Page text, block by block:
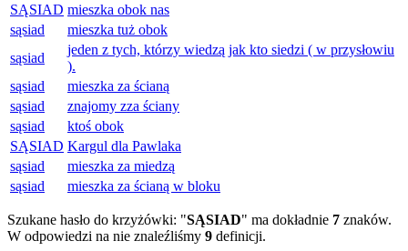
SĄSIAD mieszka obok nas
sąsiad
mieszka tuż obok
sąsiad
jeden z tych, którzy wiedzą jak kto siedzi ( w przysłowiu
).
sąsiad
mieszka za ścianą
sąsiad
znajomy zza ściany
sąsiad
ktoś obok
SĄSIAD Kargul dla Pawlaka
sąsiad
mieszka za miedzą
sąsiad
mieszka za ścianą w bloku
Szukane hasło do krzyżówki: "SĄSIAD" ma dokładnie 7 znaków.
W odpowiedzi na nie znaleźliśmy 9 definicji.